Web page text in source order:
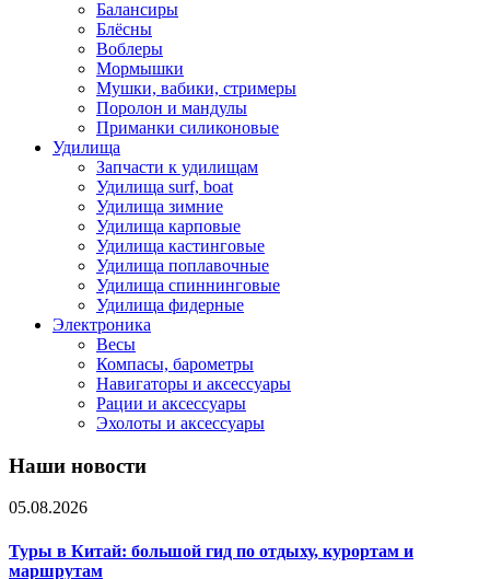
Балансиры
Блёсны
Воблеры
Мормышки
Мушки, вабики, стримеры
Поролон и мандулы
Приманки силиконовые
Удилища
Запчасти к удилищам
Удилища surf, boat
Удилища зимние
Удилища карповые
Удилища кастинговые
Удилища поплавочные
Удилища спиннинговые
Удилища фидерные
Электроника
Весы
Компасы, барометры
Навигаторы и аксессуары
Рации и аксессуары
Эхолоты и аксессуары
Наши новости
05.08.2026
Туры в Китай: большой гид по отдыху, курортам и
маршрутам